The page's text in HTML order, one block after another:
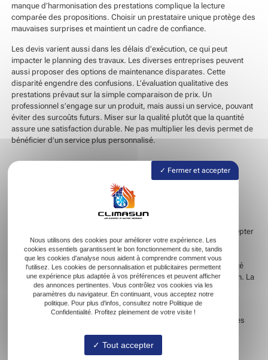
manque d’harmonisation des prestations complique la lecture
comparée des propositions. Choisir un prestataire unique protège des
mauvaises surprises et maintient un cadre de confiance.
Les devis varient aussi dans les délais d’exécution, ce qui peut
impacter le planning des travaux. Les diverses entreprises peuvent
aussi proposer des options de maintenance disparates. Cette
disparité engendre des confusions. L’évaluation qualitative des
prestations prévaut sur la simple comparaison de prix. Un
professionnel s’engage sur un produit, mais aussi un service, pouvant
éviter des surcoûts futurs. Miser sur la qualité plutôt que la quantité
assure une satisfaction durable. Ne pas multiplier les devis permet de
bénéficier d’un service plus personnalisé.
Confiance et tranquillité d’esprit
avec un seul prestataire
Faire confiance à un seul prestataire simplifie le processus. Les
promesses contractuelles se révèlent claires et sans ambiguïté. Opter
pour un spécialiste garantit une expertise ciblée et adaptée. Il
s’implique de la conception à l’entretien. Vous bénéficiez d’un
interlocuteur unique, facilitant le dialogue. Une relation de proximité
s’instaure, favorisant compréhension et réactivité en cas de besoin. La
tranquillité d’esprit s’installe grâce à l’assurance d’une prestation
uniformisée.
Choisir un seul prestataire simplifie la coordination des travaux. Les
L’interlocuteur reste disponible pour clarifier chaque étape. Les
garanties sur produit et service rassurent quant à la pérennité de
Fermer et accepter
Nous utilisons des cookies pour améliorer votre expérience. Les
cookies essentiels garantissent le bon fonctionnement du site, tandis
que les cookies d'analyse nous aident à comprendre comment vous
l'utilisez. Les cookies de personnalisation et publicitaires permettent
une expérience plus adaptée à vos préférences et peuvent afficher
des annonces pertinentes. Vous contrôlez vos cookies via les
paramètres du navigateur. En continuant, vous acceptez notre
politique. Pour plus d'infos, consultez notre Politique de
Confidentialité. Profitez pleinement de votre visite !
Tout accepter